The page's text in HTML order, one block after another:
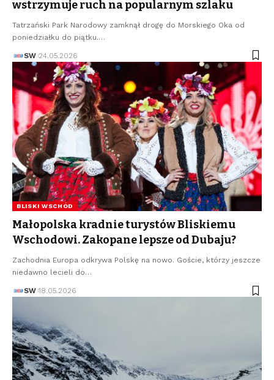
wstrzymuje ruch na popularnym szlaku
Tatrzański Park Narodowy zamknął drogę do Morskiego Oka od
poniedziałku do piątku.…
SW 24.05.2026
BLISKI WSCHÓD
Małopolska kradnie turystów Bliskiemu
Wschodowi. Zakopane lepsze od Dubaju?
Zachodnia Europa odkrywa Polskę na nowo. Goście, którzy jeszcze
niedawno lecieli do…
SW 18.05.2026